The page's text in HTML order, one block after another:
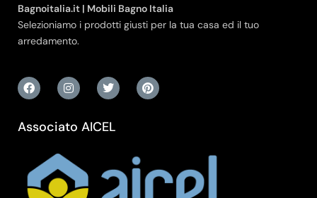
Bagnoitalia.it | Mobili Bagno Italia
Selezioniamo i prodotti giusti per la tua casa ed il tuo
arredamento.
Associato AICEL